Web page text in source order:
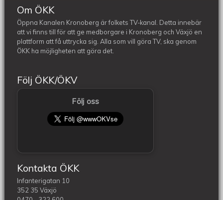
Om ÖKK
Öppna Kanalen Kronoberg är folkets TV-kanal. Detta innebär
att vi finns till för att ge medborgare i Kronoberg och Växjö en
plattform att få uttrycka sig. Alla som vill göra TV, ska genom
ÖKK ha möjligheten att göra det.
Följ ÖKK/ÖKV
Följ oss
Kontakta ÖKK
Infanterigatan 10
352 35 Växjö